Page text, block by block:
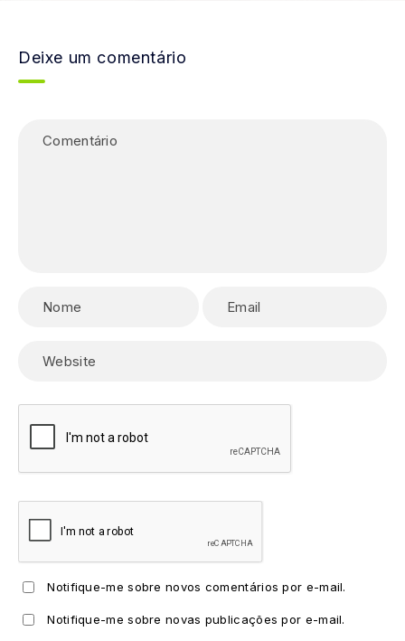
Deixe um comentário
Notifique-me sobre novos comentários por e-mail.
Notifique-me sobre novas publicações por e-mail.